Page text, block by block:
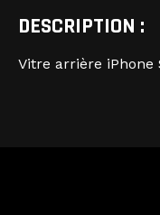
DESCRIPTION :
Vitre arrière iPhone